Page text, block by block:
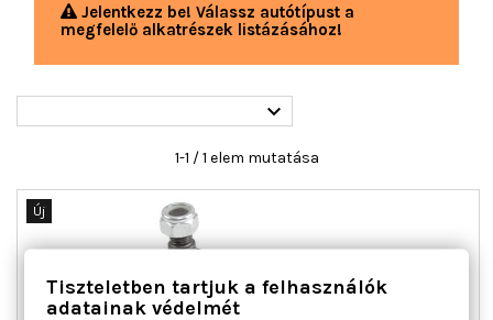
Jelentkezz be! Válassz autótípust a
megfelelő alkatrészek listázásához!

1-1 / 1 elem mutatása
Új
Tiszteletben tartjuk a felhasználók
adatainak védelmét